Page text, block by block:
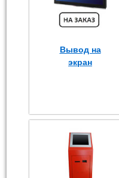
Вывод на
экран